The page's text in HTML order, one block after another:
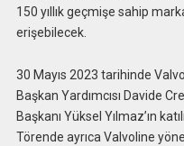
150 yıllık geçmişe sahip
erişebilecek.
30 Mayıs 2023 tarihinde
Başkan Yardımcısı Davide
Başkanı Yüksel Yılmaz’ın
Törende ayrıca Valvoline